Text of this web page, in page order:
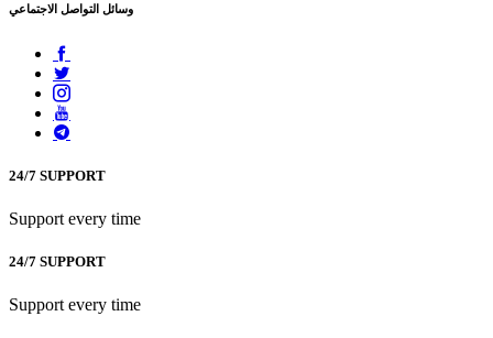
وسائل التواصل الاجتماعي
24/7 SUPPORT
Support every time
24/7 SUPPORT
Support every time